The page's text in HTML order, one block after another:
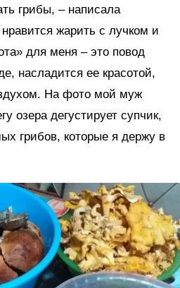
грибы, – написала
жарить с лучком и
для меня – это повод
насладится ее красотой,
На фото мой муж
озера дегустирует супчик,
грибов, которые я держу в